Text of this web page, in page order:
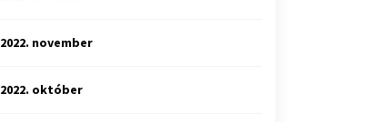
2022. november
2022. október